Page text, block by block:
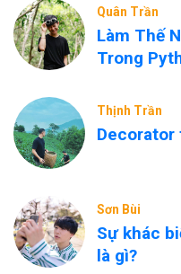
Quân Trần
Làm Thế
Trong
Thịnh Trần
Decorator
Sơn Bùi
Sự khác
là gì?